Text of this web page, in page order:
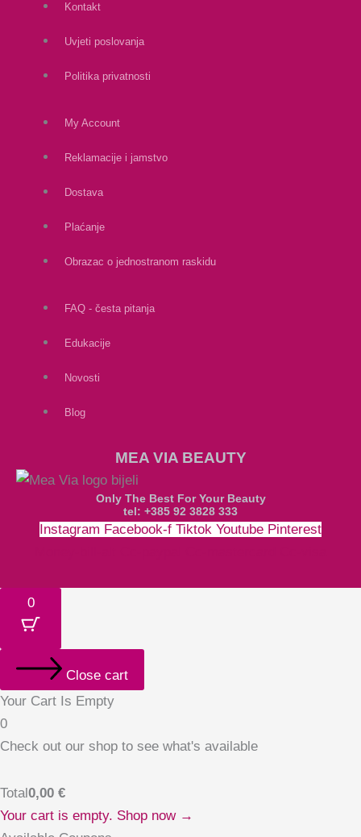
Kontakt
Uvjeti poslovanja
Politika privatnosti
My Account
Reklamacije i jamstvo
Dostava
Plaćanje
Obrazac o jednostranom raskidu
FAQ - česta pitanja
Edukacije
Novosti
Blog
MEA VIA BEAUTY
Only The Best For Your Beauty
tel: +385 92 3828 333
Instagram Facebook-f Tiktok Youtube Pinterest
0
Close cart
Your Cart Is Empty
0
Check out our shop to see what's available
Total0,00 €
Your cart is empty. Shop now →